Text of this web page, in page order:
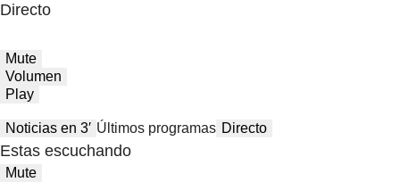
Directo
Mute
Volumen
Play
Noticias en 3′ Últimos programas Directo
Estas escuchando
Mute